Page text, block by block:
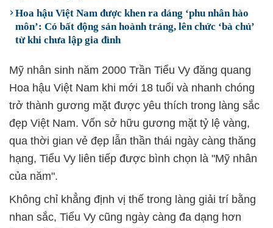
Hoa hậu Việt Nam được khen ra dáng ‘phu nhân hào
môn’: Có bất động sản hoành tráng, lên chức ‘bà chủ’
từ khi chưa lập gia đình
Mỹ nhân sinh năm 2000 Trần Tiểu Vy đăng quang
Hoa hậu Việt Nam khi mới 18 tuổi và nhanh chóng
trở thành gương mặt được yêu thích trong làng sắc
đẹp Việt Nam. Vốn sở hữu gương mặt tỷ lệ vàng,
qua thời gian vẻ đẹp lẫn thần thái ngày càng thăng
hạng, Tiểu Vy liên tiếp được bình chọn là "Mỹ nhân
của năm".
Không chỉ khẳng định vị thế trong làng giải trí bằng
nhan sắc, Tiểu Vy cũng ngày càng đa dạng hơn